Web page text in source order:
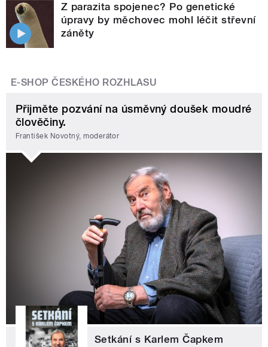
Z parazita spojenec? Po genetické
úpravy by měchovec mohl léčit střevní
záněty
E-SHOP ČESKÉHO ROZHLASU
Přijměte pozvání na úsměvný doušek moudré
člověčiny.
František Novotný, moderátor
Setkání s Karlem Čapkem